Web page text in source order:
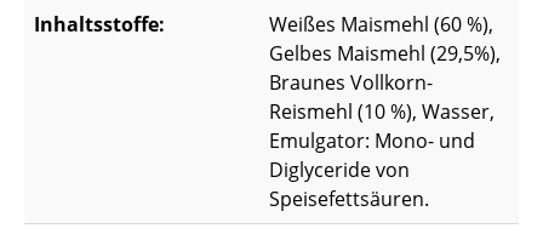
Inhaltsstoffe:
Weißes Maismehl (60 %),
Gelbes Maismehl (29,5%),
Braunes Vollkorn-
Reismehl (10 %), Wasser,
Emulgator: Mono- und
Diglyceride von
Speisefettsäuren.